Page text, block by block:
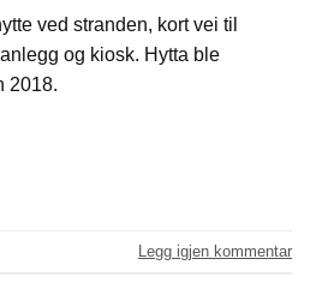
ved stranden, kort vei til
og kiosk. Hytta ble
2018.
Legg igjen kommentar